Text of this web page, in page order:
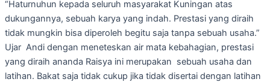
“Haturnuhun kepada seluruh masyarakat Kuningan atas
dukungannya, sebuah karya yang indah. Prestasi yang diraih
tidak mungkin bisa diperoleh begitu saja tanpa sebuah usaha.”
Ujar Andi dengan meneteskan air mata kebahagian, prestasi
yang diraih ananda Raisya ini merupakan sebuah usaha dan
latihan. Bakat saja tidak cukup jika tidak disertai dengan latihan